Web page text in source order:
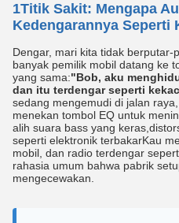
1Titik Sakit: Mengapa
Kedengarannya Seperti
Dengar, mari kita tidak
banyak pemilik mobil datang ke
yang sama:"Bob, aku
dan itu terdengar seperti
sedang mengemudi di jalan
menekan tombol EQ untuk
alih suara bass yang
seperti elektronik terbakarKau
mobil, dan radio terdengar
rahasia umum bahwa pabrik
mengecewakan.